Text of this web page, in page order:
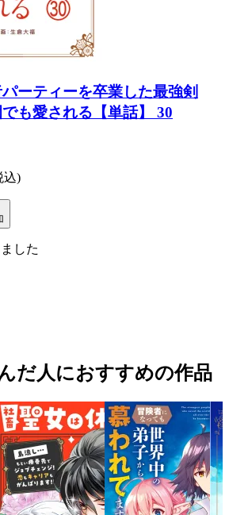
ーティーを卒業した最強剣
も愛される【単話】 30
込)
した
だ人におすすめの作品